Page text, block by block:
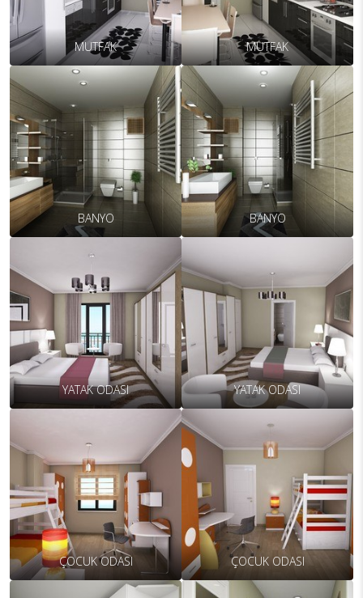
MUTFAK MUTFAK
BANYO BANYO
YATAK ODASI YATAK ODASI
ÇOCUK ODASI ÇOCUK ODASI